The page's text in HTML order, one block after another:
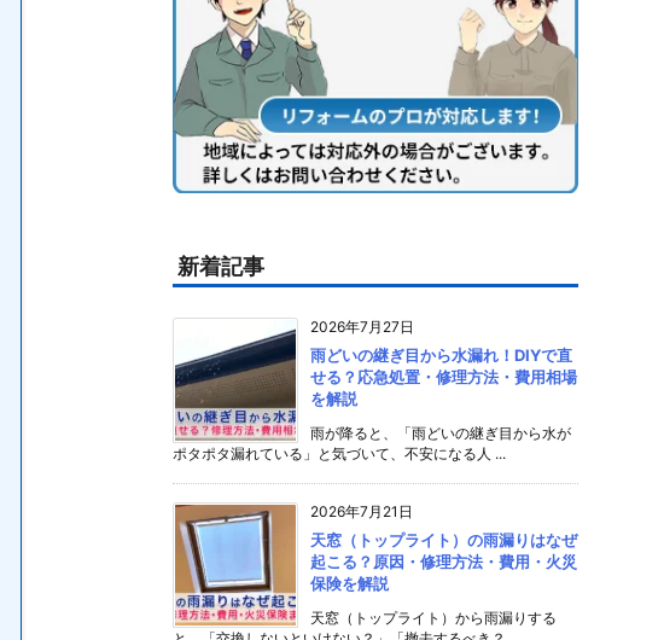
新着記事
2026年7月27日
雨どいの継ぎ目から水漏れ！DIYで直
せる？応急処置・修理方法・費用相場
を解説
雨が降ると、「雨どいの継ぎ目から水が
ポタポタ漏れている」と気づいて、不安になる人 ...
2026年7月21日
天窓（トップライト）の雨漏りはなぜ
起こる？原因・修理方法・費用・火災
保険を解説
天窓（トップライト）から雨漏りする